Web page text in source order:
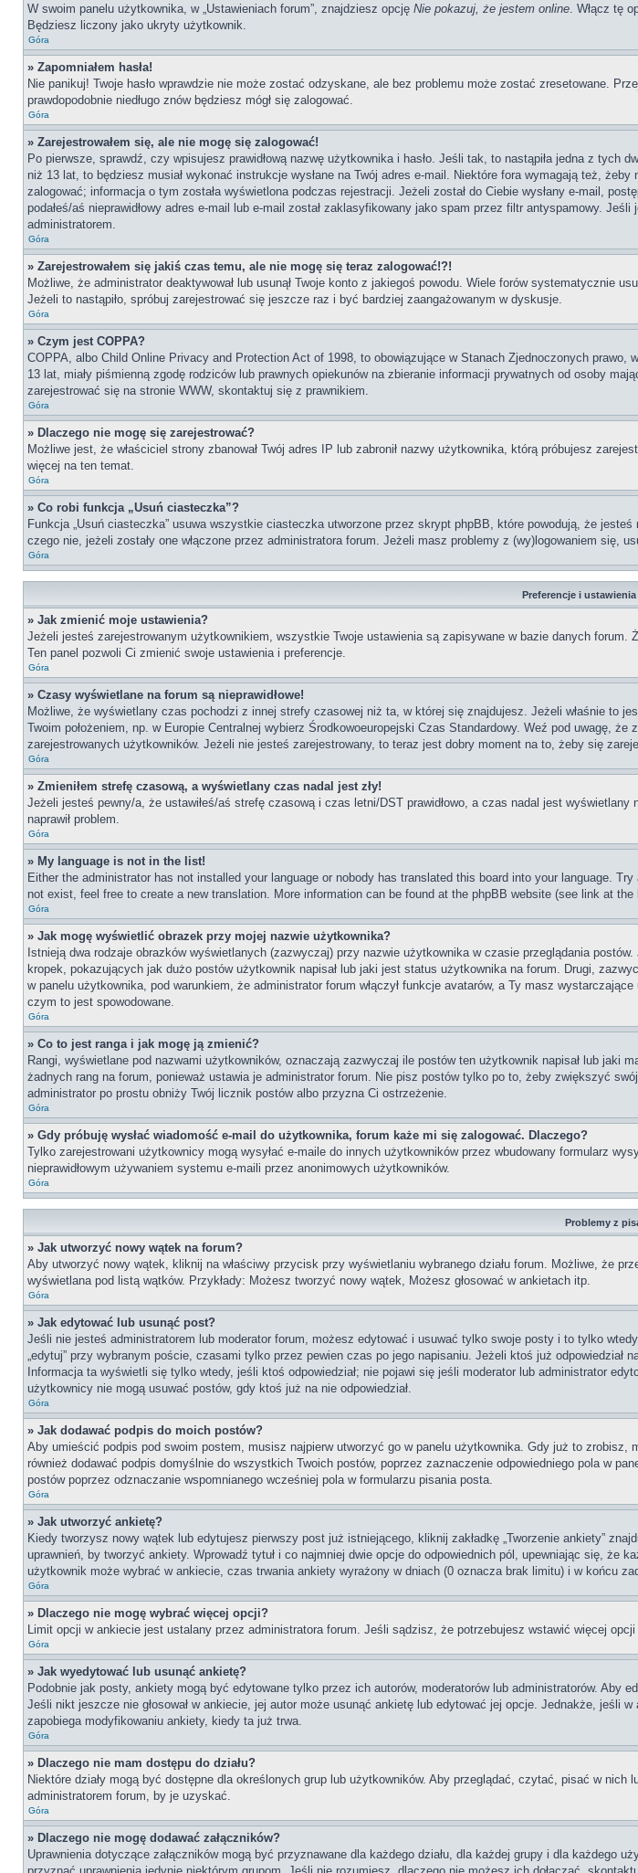
W swoim panelu użytkownika, w „Ustawieniach forum”, znajdziesz opcję Nie pokazuj, że jestem online. Włącz tę
Będziesz liczony jako ukryty użytkownik.
Góra
» Zapomniałem hasła!
Nie panikuj! Twoje hasło wprawdzie nie może zostać odzyskane, ale bez problemu może zostać zresetowane.
prawdopodobnie niedługo znów będziesz mógł się zalogować.
Góra
» Zarejestrowałem się, ale nie mogę się zalogować!
Po pierwsze, sprawdź, czy wpisujesz prawidłową nazwę użytkownika i hasło. Jeśli tak, to nastąpiła jedna z
niż 13 lat, to będziesz musiał wykonać instrukcje wysłane na Twój adres e-mail. Niektóre fora wymagają też,
zalogować; informacja o tym została wyświetlona podczas rejestracji. Jeżeli został do Ciebie wysłany e-mail,
podałeś/aś nieprawidłowy adres e-mail lub e-mail został zaklasyfikowany jako spam przez filtr antyspamowy.
administratorem.
Góra
» Zarejestrowałem się jakiś czas temu, ale nie mogę się teraz zalogować!?!
Możliwe, że administrator deaktywował lub usunął Twoje konto z jakiegoś powodu. Wiele forów systematycznie
Jeżeli to nastąpiło, spróbuj zarejestrować się jeszcze raz i być bardziej zaangażowanym w dyskusje.
Góra
» Czym jest COPPA?
COPPA, albo Child Online Privacy and Protection Act of 1998, to obowiązujące w Stanach Zjednoczonych
13 lat, miały piśmienną zgodę rodziców lub prawnych opiekunów na zbieranie informacji prywatnych od osoby
zarejestrować się na stronie WWW, skontaktuj się z prawnikiem.
Góra
» Dlaczego nie mogę się zarejestrować?
Możliwe jest, że właściciel strony zbanował Twój adres IP lub zabronił nazwy użytkownika, którą próbujesz
więcej na ten temat.
Góra
» Co robi funkcja „Usuń ciasteczka”?
Funkcja „Usuń ciasteczka” usuwa wszystkie ciasteczka utworzone przez skrypt phpBB, które powodują, że
czego nie, jeżeli zostały one włączone przez administratora forum. Jeżeli masz problemy z (wy)logowaniem się,
Góra
Preferencje i
» Jak zmienić moje ustawienia?
Jeżeli jesteś zarejestrowanym użytkownikiem, wszystkie Twoje ustawienia są zapisywane w bazie danych
Ten panel pozwoli Ci zmienić swoje ustawienia i preferencje.
Góra
» Czasy wyświetlane na forum są nieprawidłowe!
Możliwe, że wyświetlany czas pochodzi z innej strefy czasowej niż ta, w której się znajdujesz. Jeżeli właśnie to
Twoim położeniem, np. w Europie Centralnej wybierz Środkowoeuropejski Czas Standardowy. Weź pod uwagę,
zarejestrowanych użytkowników. Jeżeli nie jesteś zarejestrowany, to teraz jest dobry moment na to, żeby się
Góra
» Zmieniłem strefę czasową, a wyświetlany czas nadal jest zły!
Jeżeli jesteś pewny/a, że ustawiłeś/aś strefę czasową i czas letni/DST prawidłowo, a czas nadal jest
naprawił problem.
Góra
» My language is not in the list!
Either the administrator has not installed your language or nobody has translated this board into your language.
not exist, feel free to create a new translation. More information can be found at the phpBB website (see link at the
Góra
» Jak mogę wyświetlić obrazek przy mojej nazwie użytkownika?
Istnieją dwa rodzaje obrazków wyświetlanych (zazwyczaj) przy nazwie użytkownika w czasie przeglądania
kropek, pokazujących jak dużo postów użytkownik napisał lub jaki jest status użytkownika na forum. Drugi,
w panelu użytkownika, pod warunkiem, że administrator forum włączył funkcje avatarów, a Ty masz
czym to jest spowodowane.
Góra
» Co to jest ranga i jak mogę ją zmienić?
Rangi, wyświetlane pod nazwami użytkowników, oznaczają zazwyczaj ile postów ten użytkownik napisał lub
żadnych rang na forum, ponieważ ustawia je administrator forum. Nie pisz postów tylko po to, żeby zwiększyć
administrator po prostu obniży Twój licznik postów albo przyzna Ci ostrzeżenie.
Góra
» Gdy próbuję wysłać wiadomość e-mail do użytkownika, forum każe mi się zalogować. Dlaczego?
Tylko zarejestrowani użytkownicy mogą wysyłać e-maile do innych użytkowników przez wbudowany formularz
nieprawidłowym używaniem systemu e-maili przez anonimowych użytkowników.
Góra
Problemy z
» Jak utworzyć nowy wątek na forum?
Aby utworzyć nowy wątek, kliknij na właściwy przycisk przy wyświetlaniu wybranego działu forum. Możliwe, że
wyświetlana pod listą wątków. Przykłady: Możesz tworzyć nowy wątek, Możesz głosować w ankietach itp.
Góra
» Jak edytować lub usunąć post?
Jeśli nie jesteś administratorem lub moderator forum, możesz edytować i usuwać tylko swoje posty i to tylko
„edytuj” przy wybranym poście, czasami tylko przez pewien czas po jego napisaniu. Jeżeli ktoś już
Informacja ta wyświetli się tylko wtedy, jeśli ktoś odpowiedział; nie pojawi się jeśli moderator lub administrator
użytkownicy nie mogą usuwać postów, gdy ktoś już na nie odpowiedział.
Góra
» Jak dodawać podpis do moich postów?
Aby umieścić podpis pod swoim postem, musisz najpierw utworzyć go w panelu użytkownika. Gdy już to zrobisz,
również dodawać podpis domyślnie do wszystkich Twoich postów, poprzez zaznaczenie odpowiedniego pola w
postów poprzez odznaczanie wspomnianego wcześniej pola w formularzu pisania posta.
Góra
» Jak utworzyć ankietę?
Kiedy tworzysz nowy wątek lub edytujesz pierwszy post już istniejącego, kliknij zakładkę „Tworzenie ankiety”
uprawnień, by tworzyć ankiety. Wprowadź tytuł i co najmniej dwie opcje do odpowiednich pól, upewniając się,
użytkownik może wybrać w ankiecie, czas trwania ankiety wyrażony w dniach (0 oznacza brak limitu) i w końcu
Góra
» Dlaczego nie mogę wybrać więcej opcji?
Limit opcji w ankiecie jest ustalany przez administratora forum. Jeśli sądzisz, że potrzebujesz wstawić więcej
Góra
» Jak wyedytować lub usunąć ankietę?
Podobnie jak posty, ankiety mogą być edytowane tylko przez ich autorów, moderatorów lub administratorów.
Jeśli nikt jeszcze nie głosował w ankiecie, jej autor może usunąć ankietę lub edytować jej opcje. Jednakże, jeśli
zapobiega modyfikowaniu ankiety, kiedy ta już trwa.
Góra
» Dlaczego nie mam dostępu do działu?
Niektóre działy mogą być dostępne dla określonych grup lub użytkowników. Aby przeglądać, czytać, pisać w
administratorem forum, by je uzyskać.
Góra
» Dlaczego nie mogę dodawać załączników?
Uprawnienia dotyczące załączników mogą być przyznawane dla każdego działu, dla każdej grupy i dla każdego